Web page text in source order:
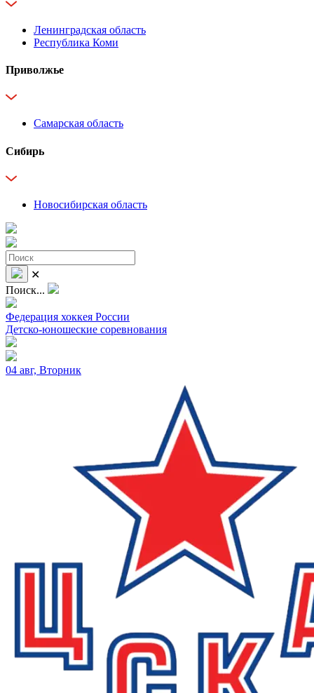
Ленинградская область
Республика Коми
Приволжье
Самарская область
Сибирь
Новосибирская область
✕
Поиск...
Федерация хоккея России
Детско-юношеские соревнования
04 авг, Вторник